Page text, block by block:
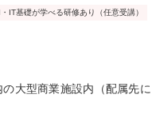
IT基礎が学べる研修あり（任意受講）
大型商業施設内（配属先に